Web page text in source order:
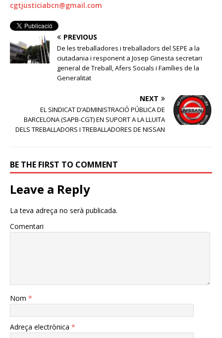
cgtjusticiabcn@gmail.com
PREVIOUS
De les treballadores i treballadors del SEPE a la
ciutadania i responent a Josep Ginesta secretari
general de Treball, Afers Socials i Famílies de la
Generalitat
NEXT
EL SINDICAT D’ADMINISTRACIÓ PÚBLICA DE
BARCELONA (SAPB-CGT) EN SUPORT A LA LLUITA
DELS TREBALLADORS I TREBALLADORES DE NISSAN
BE THE FIRST TO COMMENT
Leave a Reply
La teva adreça no serà publicada.
Comentari
Nom *
Adreça electrònica *